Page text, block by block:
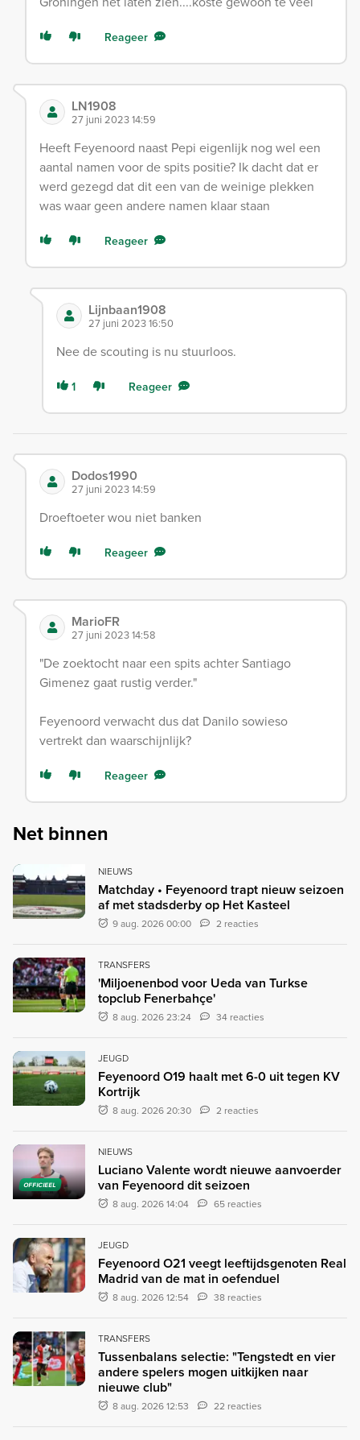
Reageer
LN1908
27 juni 2023 14:59
Heeft Feyenoord naast Pepi eigenlijk nog wel een
aantal namen voor de spits positie? Ik dacht dat er
werd gezegd dat dit een van de weinige plekken
was waar geen andere namen klaar staan
Reageer
Lijnbaan1908
27 juni 2023 16:50
Nee de scouting is nu stuurloos.
1 Reageer
Dodos1990
27 juni 2023 14:59
Droeftoeter wou niet banken
Reageer
MarioFR
27 juni 2023 14:58
"De zoektocht naar een spits achter Santiago
Gimenez gaat rustig verder."
Feyenoord verwacht dus dat Danilo sowieso
vertrekt dan waarschijnlijk?
Reageer
Net binnen
NIEUWS
Matchday • Feyenoord trapt nieuw seizoen
af met stadsderby op Het Kasteel
9 aug. 2026 00:00 2 reacties
TRANSFERS
'Miljoenenbod voor Ueda van Turkse
topclub Fenerbahçe'
8 aug. 2026 23:24 34 reacties
JEUGD
Feyenoord O19 haalt met 6-0 uit tegen KV
Kortrijk
8 aug. 2026 20:30 2 reacties
OFFICIEEL
NIEUWS
Luciano Valente wordt nieuwe aanvoerder
van Feyenoord dit seizoen
8 aug. 2026 14:04 65 reacties
JEUGD
Feyenoord O21 veegt leeftijdsgenoten Real
Madrid van de mat in oefenduel
8 aug. 2026 12:54 38 reacties
TRANSFERS
Tussenbalans selectie: "Tengstedt en vier
andere spelers mogen uitkijken naar
nieuwe club"
8 aug. 2026 12:53 22 reacties